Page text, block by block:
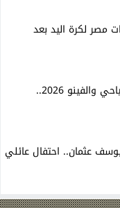
مصر لكرة اليد بعد
سعر رغيف الخبز السياحي والفينو 2026..
عثمان.. احتفال عائلي